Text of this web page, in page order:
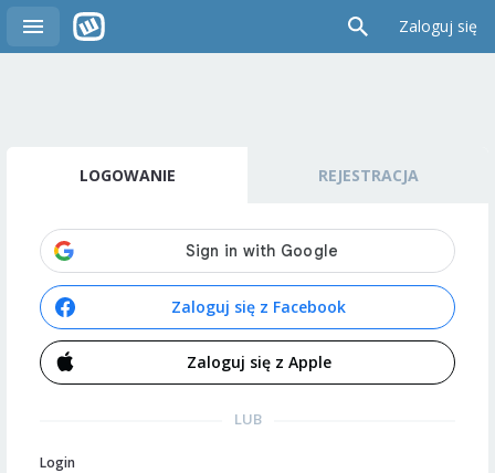
Zaloguj się
LOGOWANIE REJESTRACJA
Zaloguj się z Facebook
Zaloguj się z Apple
LUB
Login